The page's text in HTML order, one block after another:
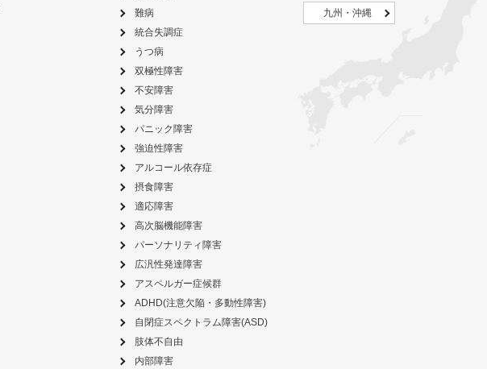
難病
統合失調症
うつ病
双極性障害
不安障害
気分障害
パニック障害
強迫性障害
アルコール依存症
摂食障害
適応障害
高次脳機能障害
パーソナリティ障害
広汎性発達障害
アスペルガー症候群
ADHD(注意欠陥・多動性障害)
自閉症スペクトラム障害(ASD)
肢体不自由
内部障害
九州・沖縄